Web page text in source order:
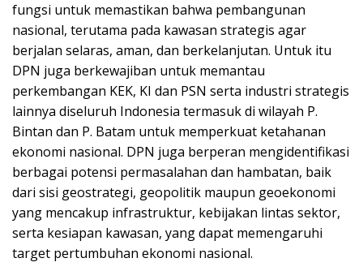
fungsi untuk memastikan bahwa pembangunan
nasional, terutama pada kawasan strategis agar
berjalan selaras, aman, dan berkelanjutan. Untuk itu
DPN juga berkewajiban untuk memantau
perkembangan KEK, KI dan PSN serta industri strategis
lainnya diseluruh Indonesia termasuk di wilayah P.
Bintan dan P. Batam untuk memperkuat ketahanan
ekonomi nasional. DPN juga berperan mengidentifikasi
berbagai potensi permasalahan dan hambatan, baik
dari sisi geostrategi, geopolitik maupun geoekonomi
yang mencakup infrastruktur, kebijakan lintas sektor,
serta kesiapan kawasan, yang dapat memengaruhi
target pertumbuhan ekonomi nasional.